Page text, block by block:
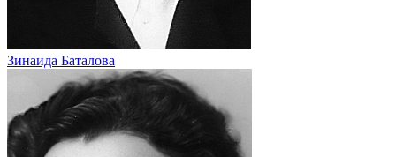
Зинаида Баталова